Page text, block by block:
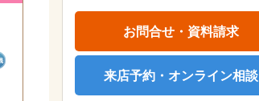
お問合せ・資料請求
来店予約・オンライン相談